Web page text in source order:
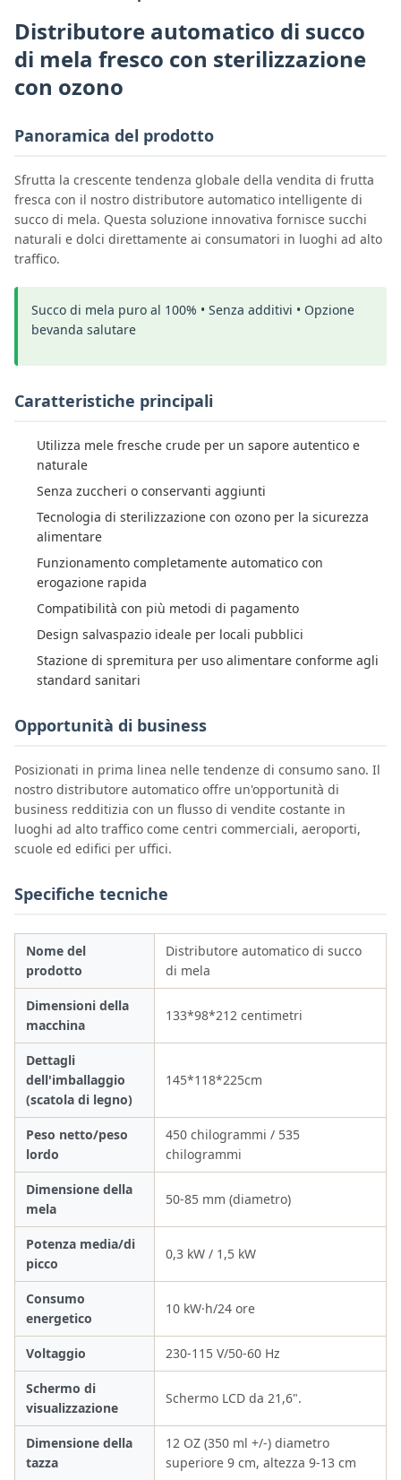
Distributore automatico di succo
di mela fresco con sterilizzazione
con ozono
Panoramica del prodotto
Sfrutta la crescente tendenza globale della vendita di frutta
fresca con il nostro distributore automatico intelligente di
succo di mela. Questa soluzione innovativa fornisce succhi
naturali e dolci direttamente ai consumatori in luoghi ad alto
traffico.
Succo di mela puro al 100% • Senza additivi • Opzione
bevanda salutare
Caratteristiche principali
Utilizza mele fresche crude per un sapore autentico e
naturale
Senza zuccheri o conservanti aggiunti
Tecnologia di sterilizzazione con ozono per la sicurezza
alimentare
Funzionamento completamente automatico con
erogazione rapida
Compatibilità con più metodi di pagamento
Design salvaspazio ideale per locali pubblici
Stazione di spremitura per uso alimentare conforme agli
standard sanitari
Opportunità di business
Posizionati in prima linea nelle tendenze di consumo sano. Il
nostro distributore automatico offre un'opportunità di
business redditizia con un flusso di vendite costante in
luoghi ad alto traffico come centri commerciali, aeroporti,
scuole ed edifici per uffici.
Specifiche tecniche
Nome del
prodotto
Distributore automatico di succo
di mela
Dimensioni della
macchina
133*98*212 centimetri
Dettagli
dell'imballaggio
(scatola di legno)
145*118*225cm
Peso netto/peso
lordo
450 chilogrammi / 535
chilogrammi
Dimensione della
mela
50-85 mm (diametro)
Potenza media/di
picco
0,3 kW / 1,5 kW
Consumo
energetico
10 kW·h/24 ore
Voltaggio 230-115 V/50-60 Hz
Schermo di
visualizzazione
Schermo LCD da 21,6".
Dimensione della
tazza
12 OZ (350 ml +/-) diametro
superiore 9 cm, altezza 9-13 cm